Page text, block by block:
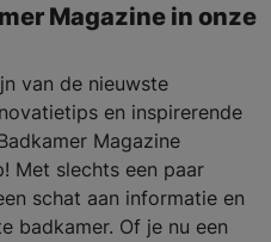
Magazine in onze
van de nieuwste
en inspirerende
Magazine
Met slechts een paar
schat aan informatie en
badkamer. Of je nu een